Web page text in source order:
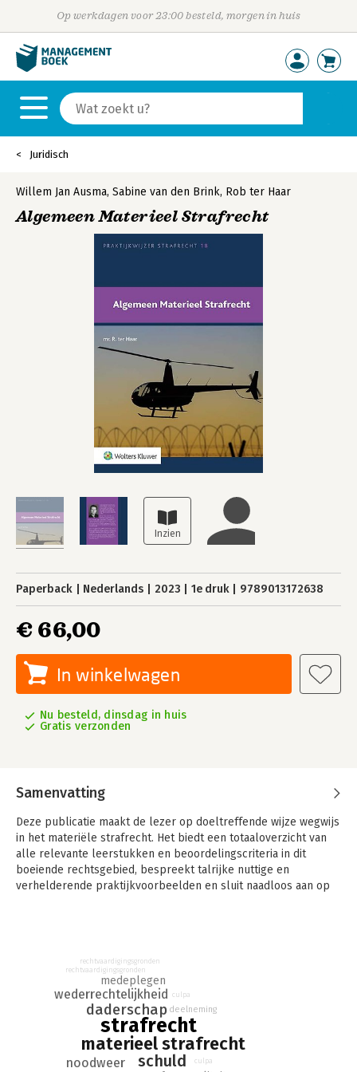
Op werkdagen voor 23:00 besteld, morgen in huis
Juridisch
Willem Jan Ausma, Sabine van den Brink, Rob ter Haar
Algemeen Materieel Strafrecht
Paperback Nederlands 2023 1e druk 9789013172638
€ 66,00
In winkelwagen
Nu besteld, dinsdag in huis
Gratis verzonden
Samenvatting
Deze publicatie maakt de lezer op doeltreffende wijze wegwijs
in het materiële strafrecht. Het biedt een totaaloverzicht van
alle relevante leerstukken en beoordelingscriteria in dit
boeiende rechtsgebied, bespreekt talrijke nuttige en
verhelderende praktijkvoorbeelden en sluit naadloos aan op
grens tussen opzet en schuld? Wanneer gaat de voorbereiding
van een misdrijf over in een poging? Dit soort wezenlijke
vragen staan centraal in het materieel strafrecht: het
rechtsgebied waarin bepaald wordt welke gedragingen
strafbaar zijn, wanneer iemand strafrechtelijk aansprakelijk
kan worden gesteld en welke straffen en maatregelen er
eventueel kunnen worden opgelegd. Algemeen Materieel
strafrecht
materieel strafrecht
schuld
daderschap
wederrechtelijkheid
noodweer
medeplegen
deelneming
culpa
rechtvaardigingsgronden
culpa
rechtvaardigingsgronden